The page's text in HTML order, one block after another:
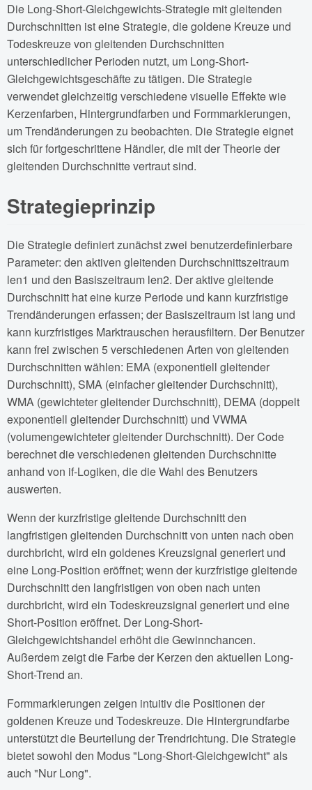
Die Long-Short-Gleichgewichts-Strategie mit gleitenden
Durchschnitten ist eine Strategie, die goldene Kreuze und
Todeskreuze von gleitenden Durchschnitten
unterschiedlicher Perioden nutzt, um Long-Short-
Gleichgewichtsgeschäfte zu tätigen. Die Strategie
verwendet gleichzeitig verschiedene visuelle Effekte wie
Kerzenfarben, Hintergrundfarben und Formmarkierungen,
um Trendänderungen zu beobachten. Die Strategie eignet
sich für fortgeschrittene Händler, die mit der Theorie der
gleitenden Durchschnitte vertraut sind.
Strategieprinzip
Die Strategie definiert zunächst zwei benutzerdefinierbare
Parameter: den aktiven gleitenden Durchschnittszeitraum
len1 und den Basiszeitraum len2. Der aktive gleitende
Durchschnitt hat eine kurze Periode und kann kurzfristige
Trendänderungen erfassen; der Basiszeitraum ist lang und
kann kurzfristiges Marktrauschen herausfiltern. Der Benutzer
kann frei zwischen 5 verschiedenen Arten von gleitenden
Durchschnitten wählen: EMA (exponentiell gleitender
Durchschnitt), SMA (einfacher gleitender Durchschnitt),
WMA (gewichteter gleitender Durchschnitt), DEMA (doppelt
exponentiell gleitender Durchschnitt) und VWMA
(volumengewichteter gleitender Durchschnitt). Der Code
berechnet die verschiedenen gleitenden Durchschnitte
anhand von if-Logiken, die die Wahl des Benutzers
auswerten.
Wenn der kurzfristige gleitende Durchschnitt den
langfristigen gleitenden Durchschnitt von unten nach oben
durchbricht, wird ein goldenes Kreuzsignal generiert und
eine Long-Position eröffnet; wenn der kurzfristige gleitende
Durchschnitt den langfristigen von oben nach unten
durchbricht, wird ein Todeskreuzsignal generiert und eine
Short-Position eröffnet. Der Long-Short-
Gleichgewichtshandel erhöht die Gewinnchancen.
Außerdem zeigt die Farbe der Kerzen den aktuellen Long-
Short-Trend an.
Formmarkierungen zeigen intuitiv die Positionen der
goldenen Kreuze und Todeskreuze. Die Hintergrundfarbe
unterstützt die Beurteilung der Trendrichtung. Die Strategie
bietet sowohl den Modus "Long-Short-Gleichgewicht" als
auch "Nur Long".